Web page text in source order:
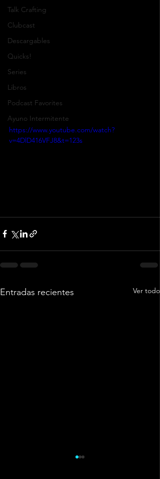
Talk Crafting
Clubcast
Descargables
Quicks!
Series
Libros
Podcast Favorites
Ayuno Intermitente
https://www.youtube.com/watch?
v=4DlD416VFJ8&t=123s
Entradas recientes Ver todo